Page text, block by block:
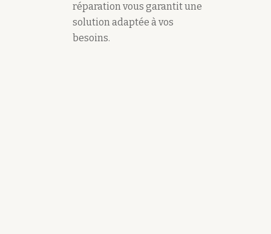
réparation vous garantit une
solution adaptée à vos
besoins.